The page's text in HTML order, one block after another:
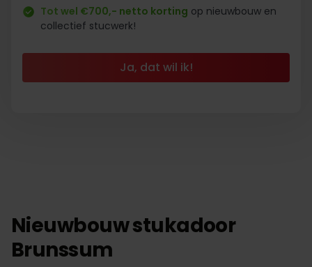
Tot wel €700,- netto korting op nieuwbouw en
collectief stucwerk!
Ja, dat wil ik!
Nieuwbouw stukadoor
Brunssum